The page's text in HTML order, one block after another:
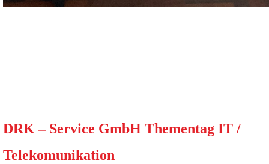
DRK – Service GmbH Thementag IT /
Telekomunikation